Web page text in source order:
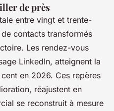
de près
entre vingt et trente-
contacts transformés
Les rendez-vous
LinkedIn, atteignent la
en 2026. Ces repères
réajustent en
se reconstruit à mesure